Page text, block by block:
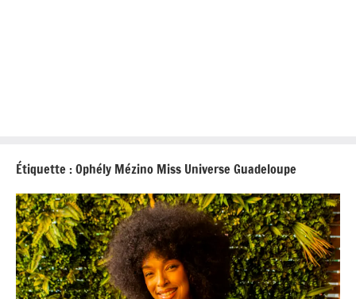
Étiquette :Ophély Mézino Miss Universe Guadeloupe